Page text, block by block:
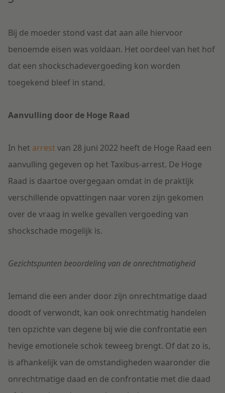
Bij de moeder stond vast dat aan alle hiervoor
benoemde eisen was voldaan. Het oordeel van het hof
dat een shockschadevergoeding kon worden
toegekend bleef in stand.
Aanvulling door de Hoge Raad
In het arrestvan 28 juni 2022 heeft de Hoge Raad een
aanvulling gegeven op het Taxibus-arrest. De Hoge
Raad is daartoe overgegaan omdat in de praktijk
verschillende opvattingen naar voren zijn gekomen
over de vraag in welke gevallen vergoeding van
shockschade mogelijk is.
Gezichtspunten beoordeling van de onrechtmatigheid
Iemand die een ander door zijn onrechtmatige daad
doodt of verwondt, kan ook onrechtmatig handelen
ten opzichte van degene bij wie die confrontatie een
hevige emotionele schok teweeg brengt. Of dat zo is,
is afhankelijk van de omstandigheden waaronder die
onrechtmatige daad en de confrontatie met die daad